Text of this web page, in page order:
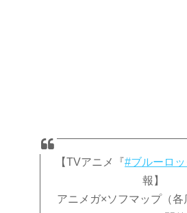
【TVアニメ『#ブルーロッ
報】
アニメガ×ソフマップ（各